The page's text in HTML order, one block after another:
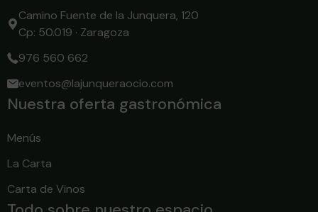
Camino Fuente de la Junquera, 120
Cp: 50.019 · Zaragoza
976 560 662
eventos@lajunqueraocio.com
Nuestra oferta gastronómica
Menús
La Carta
Carta de Vinos